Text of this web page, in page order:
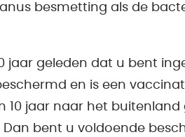
besmetting als de
jaar geleden dat u bent
en is een
10 jaar naar het
Dan bent u voldoende